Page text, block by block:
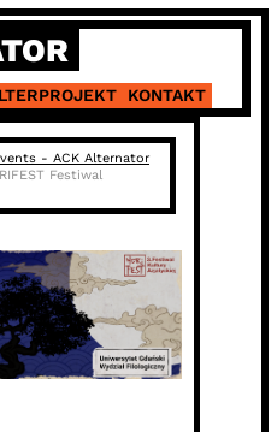
KONTAKT
- ACK Alternator
Festiwal